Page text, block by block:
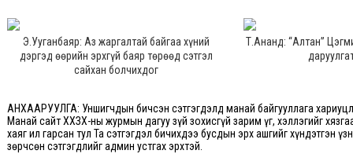
Э.Ууганбаяр: Аз жаргалтай байгаа хүний
дэргэд өөрийн эрхгүй баяр төрөөд сэтгэл
сайхан болчихдог
Т.Ананд: “Алтан”
АНХААРУУЛГА: Уншигчдын бичсэн сэтгэгдэлд манай байгууллага
Манай сайт ХХЗХ-ны журмын дагуу зүй зохисгүй зарим үг, хэллэгийг
хаяг ил гарсан тул Та сэтгэгдэл бичихдээ бусдын эрх ашгийг хүндэтгэн
зөрчсөн сэтгэгдлийг админ устгах эрхтэй.